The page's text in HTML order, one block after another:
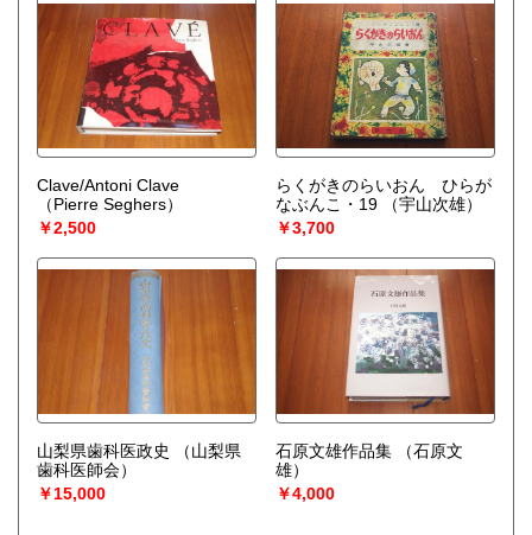
Clave/Antoni Clave
（Pierre Seghers）
￥2,500
らくがきのらいおん ひらが
なぶんこ・19
（宇山次雄）
￥3,700
山梨県歯科医政史
（山梨県
歯科医師会）
￥15,000
石原文雄作品集
（石原文
雄）
￥4,000